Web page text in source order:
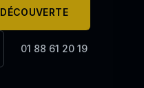
01 88 61 20 19